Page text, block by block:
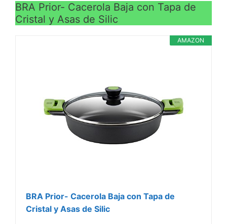
BRA Prior- Cacerola Baja con Tapa de
Cristal y Asas de Silic
AMAZON
BRA Prior- Cacerola Baja con Tapa de
Cristal y Asas de Silic